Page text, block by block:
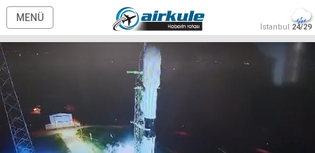
MENÜ
İstanbul 24/29